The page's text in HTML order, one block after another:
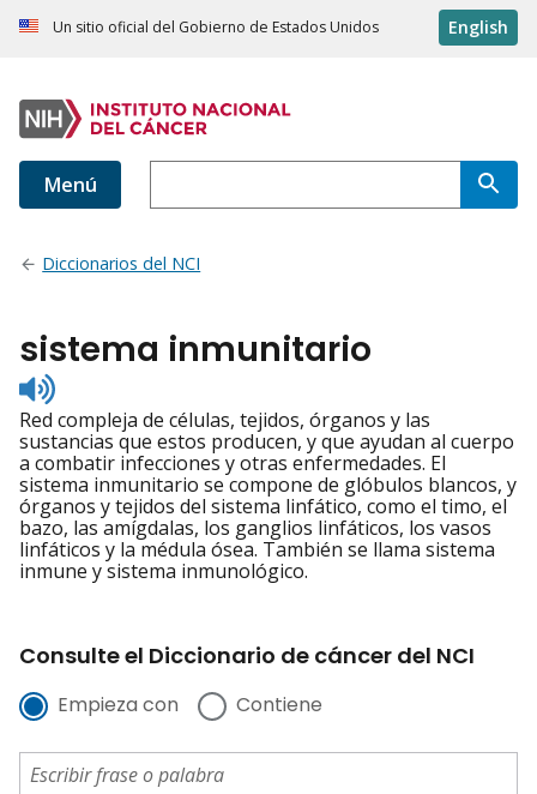
Un sitio oficial del Gobierno de Estados Unidos English
Menú
Diccionarios del NCI
sistema inmunitario
Listen
to
pronunciation
Red compleja de células, tejidos, órganos y las
sustancias que estos producen, y que ayudan al cuerpo
a combatir infecciones y otras enfermedades. El
sistema inmunitario se compone de glóbulos blancos, y
órganos y tejidos del sistema linfático, como el timo, el
bazo, las amígdalas, los ganglios linfáticos, los vasos
linfáticos y la médula ósea. También se llama sistema
inmune y sistema inmunológico.
Consulte el Diccionario de cáncer del NCI
Empieza con Contiene